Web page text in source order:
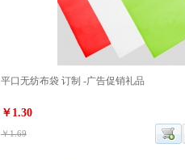
平口无纺布袋 订制 -广告促销礼品
￥1.30
￥1.69